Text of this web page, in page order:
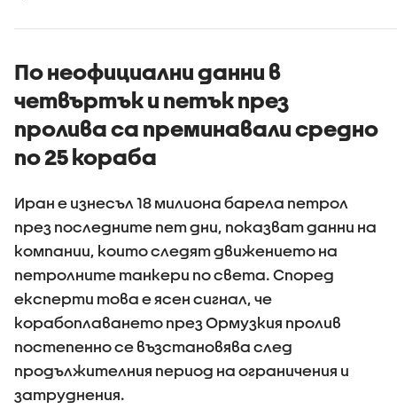
По неофициални данни в
четвъртък и петък през
пролива са преминавали средно
по 25 кораба
Иран е изнесъл 18 милиона барела петрол
през последните пет дни, показват данни на
компании, които следят движението на
петролните танкери по света. Според
експерти това е ясен сигнал, че
корабоплаването през Ормузкия пролив
постепенно се възстановява след
продължителния период на ограничения и
затруднения.